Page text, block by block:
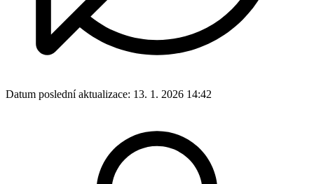
Datum poslední aktualizace: 13. 1. 2026 14:42